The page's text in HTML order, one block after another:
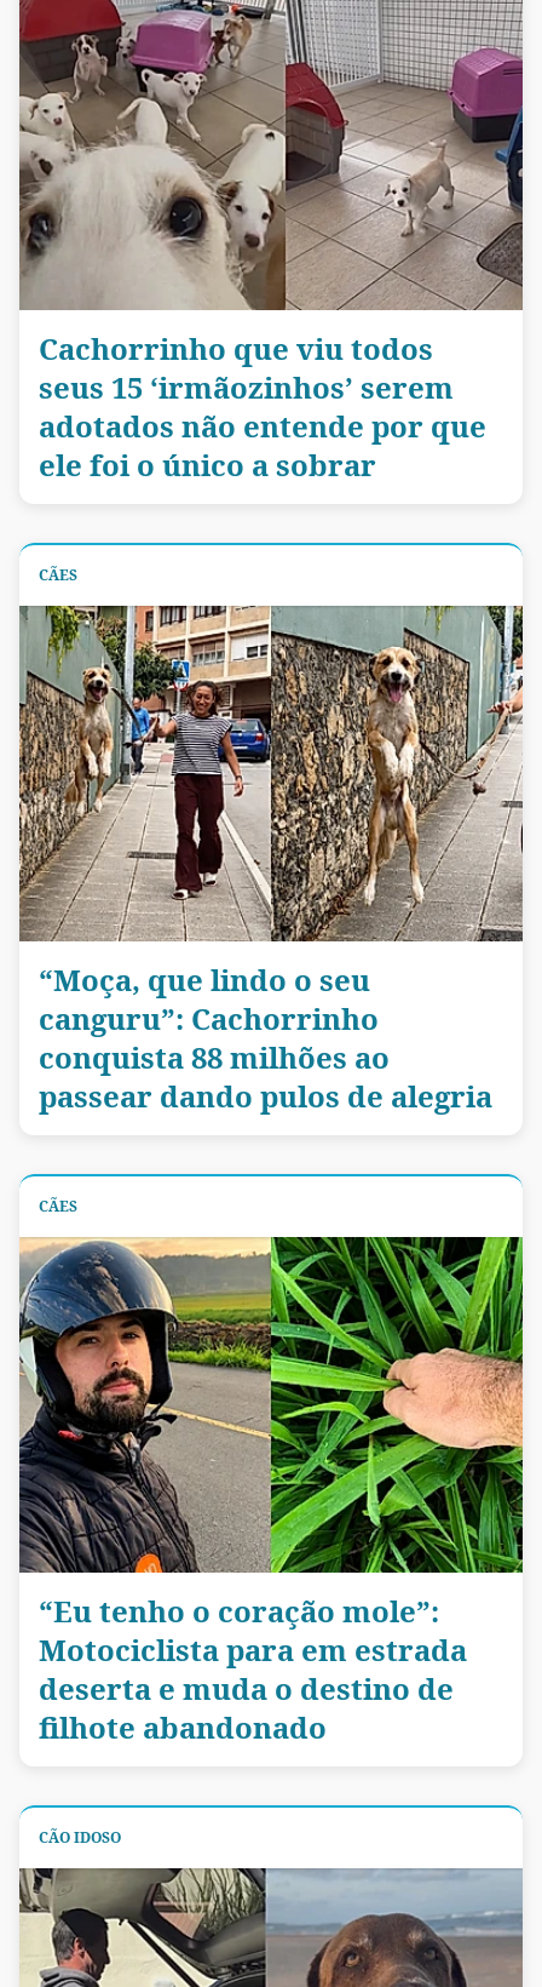
Cachorrinho que viu todos
seus 15 ‘irmãozinhos’ serem
adotados não entende por que
ele foi o único a sobrar
CÃES
“Moça, que lindo o seu
canguru”: Cachorrinho
conquista 88 milhões ao
passear dando pulos de alegria
CÃES
“Eu tenho o coração mole”:
Motociclista para em estrada
deserta e muda o destino de
filhote abandonado
CÃO IDOSO